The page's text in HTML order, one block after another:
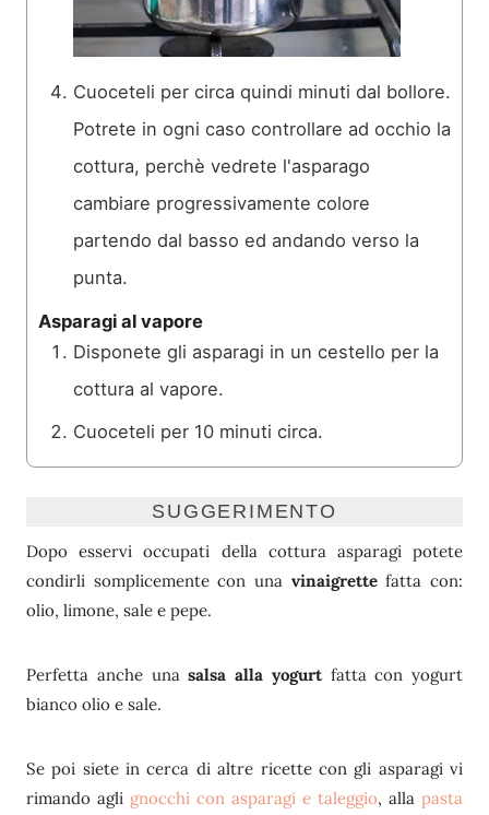
Cuoceteli per circa quindi minuti dal bollore.
Potrete in ogni caso controllare ad occhio la
cottura, perchè vedrete l'asparago
cambiare progressivamente colore
partendo dal basso ed andando verso la
punta.
Asparagi al vapore
Disponete gli asparagi in un cestello per la
cottura al vapore.
Cuoceteli per 10 minuti circa.
SUGGERIMENTO
Dopo esservi occupati della cottura asparagi potete
condirli somplicemente con una vinaigrettefatta con:
olio, limone, sale e pepe.
Perfetta anche unasalsa alla yogurtfatta con yogurt
bianco olio e sale.
Se poi siete in cerca di altre ricette con gli asparagi vi
rimando agli gnocchi con asparagi e taleggio, alla pasta